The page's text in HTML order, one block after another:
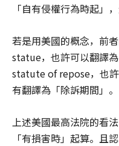
「自有侵權行為時起」
若是用美國的概念，前
statue，也許可以翻譯
statute of repose，也
有翻譯為「除訴期間」。
上述美國最高法院的看
「有損害時」起算。且